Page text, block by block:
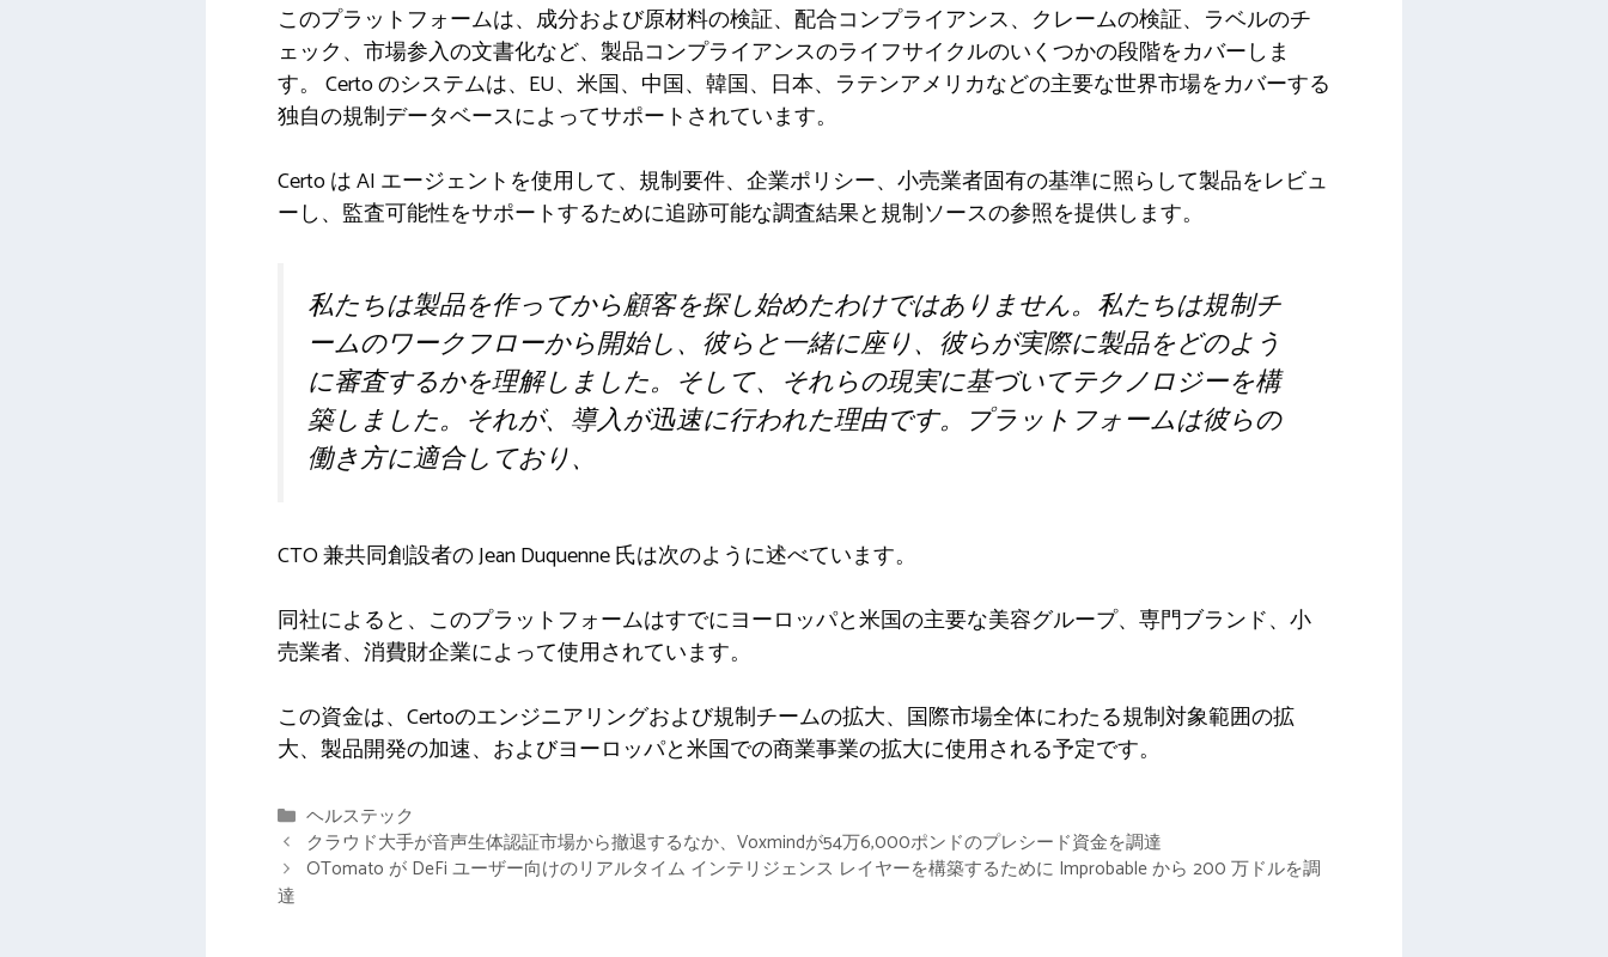
このプラットフォームは、成分および原材料の検証、配合コンプライアンス、クレームの検証、ラベルのチ
ェック、市場参入の文書化など、製品コンプライアンスのライフサイクルのいくつかの段階をカバーしま
す。 Certo のシステムは、EU、米国、中国、韓国、日本、ラテンアメリカなどの主要な世界市場をカバーする
独自の規制データベースによってサポートされています。
Certo は AI エージェントを使用して、規制要件、企業ポリシー、小売業者固有の基準に照らして製品をレビュ
ーし、監査可能性をサポートするために追跡可能な調査結果と規制ソースの参照を提供します。
私たちは製品を作ってから顧客を探し始めたわけではありません。私たちは規制チ
ームのワークフローから開始し、彼らと一緒に座り、彼らが実際に製品をどのよう
に審査するかを理解しました。そして、それらの現実に基づいてテクノロジーを構
築しました。それが、導入が迅速に行われた理由です。プラットフォームは彼らの
働き方に適合しており、
CTO 兼共同創設者の Jean Duquenne 氏は次のように述べています。
同社によると、このプラットフォームはすでにヨーロッパと米国の主要な美容グループ、専門ブランド、小
売業者、消費財企業によって使用されています。
この資金は、Certoのエンジニアリングおよび規制チームの拡大、国際市場全体にわたる規制対象範囲の拡
大、製品開発の加速、およびヨーロッパと米国での商業事業の拡大に使用される予定です。
カ
テ
ゴ
ヘルステック
クラウド大手が音声生体認証市場から撤退するなか、Voxmindが54万6,000ポンドのプレシード資金を調達
OTomato が DeFi ユーザー向けのリアルタイム インテリジェンス レイヤーを構築するために Improbable から 200 万ドルを調
達